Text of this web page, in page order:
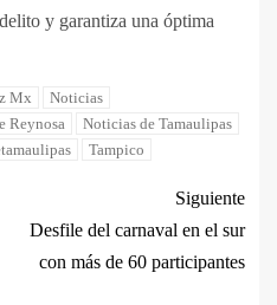
y garantiza una óptima
Mx
Noticias
Reynosa
Noticias de Tamaulipas
Tampico
Siguiente
Desfile del carnaval en el sur
con más de 60 participantes